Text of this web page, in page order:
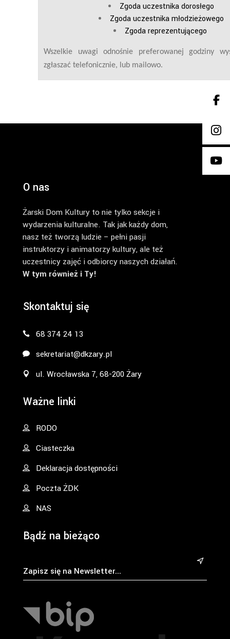
Zgoda uczestnika dorosłego
Zgoda uczestnika młodzieżowego
Zgoda reprezentującego
Wszelkie uwagi odnośnie preferowanej godziny
zgłaszać telefonicznie, lub mailowo.
O nas
Żarski Dom Kultury to nie tylko sekcje i
wydarzenia kulturalne. Tak jak każdy dom,
nasz też tworzą ludzie – pełni pasji
instruktorzy i animatorzy kultury, ale też
uczestnicy zajęć i odbiorcy naszych działań.
W tym również i Ty!
Skontaktuj się
68 374 24 13
sekretariat@dkzary.pl
ul. Wrocławska 7, 68-200 Żary
Ważne linki
RODO
Ciasteczka
Deklaracja dostępności
Poczta ŻDK
NAS
Bądź na bieżąco
&